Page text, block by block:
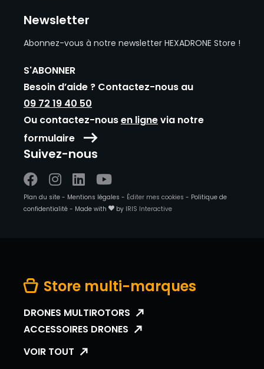
Newsletter
Abonnez-vous à notre newsletter HEXADRONE Store !
S'ABONNER
Besoin d’aide ? Contactez-nous au
09 72 19 40 50
Ou contactez-nousen lignevia notre
formulaire
Suivez-nous
Suivez-
nous
Suivez-
nous
Suivez-
nous
Suivez-
nous
Plan du site - Mentions légales - Éditer mes cookies - Politique de
confidentialité - Made with by IRIS Interactive
Store multi-marques
DRONES MULTIROTORS
ACCESSOIRES DRONES
VOIR TOUT